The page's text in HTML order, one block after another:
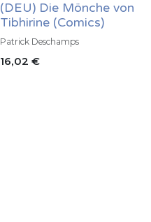
(DEU) Die Mönche von
Tibhirine (Comics)
Patrick Deschamps
16,02 €